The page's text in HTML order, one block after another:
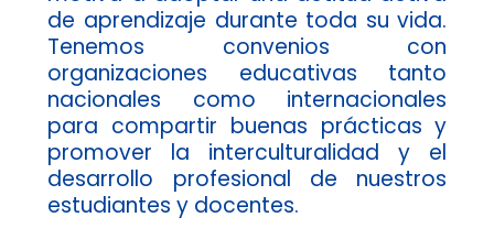
de aprendizaje durante toda su vida.
Tenemos convenios con
organizaciones educativas tanto
nacionales como internacionales
para compartir buenas prácticas y
promover la interculturalidad y el
desarrollo profesional de nuestros
estudiantes y docentes.